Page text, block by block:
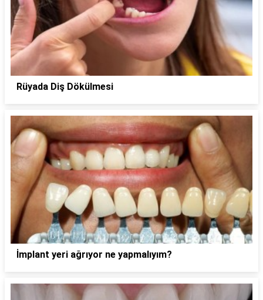
Rüyada Diş Dökülmesi
İmplant yeri ağrıyor ne yapmalıyım?